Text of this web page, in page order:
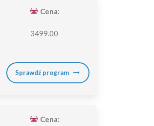
Cena:
3499.00
Sprawdź program
Cena: